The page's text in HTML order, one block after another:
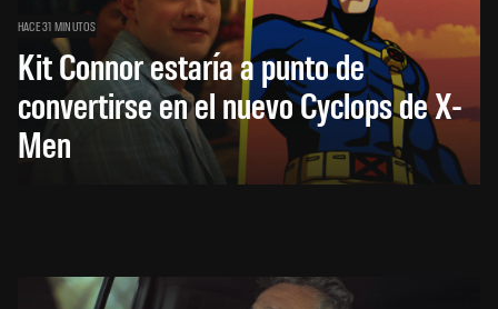
HACE 31 MINUTOS
Kit Connor estaría a punto de
convertirse en el nuevo Cyclops de X-
Men